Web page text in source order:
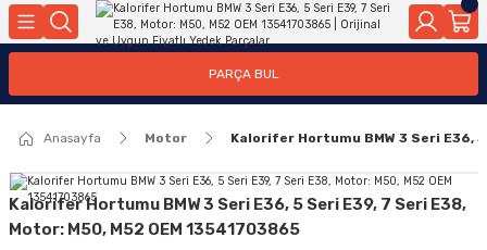
Geri Dön
Geri Dön
Geri Dön
Motor Elektrik
Ateşleme Buji Bobin Buji Kablosu
Geri Dön
Geri Dön
Geri Dön
Kollar
Geri Dön
Geri Dön
Ön Arka
Geri Dön
PARÇA BUL
Anasayfa Motor Kalorifer Hortumu BMW 3 Seri E36,
Kalorifer Hortumu BMW 3 Seri E36, 5 Seri E39, 7 Seri E38,
Motor: M50, M52 OEM 13541703865